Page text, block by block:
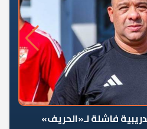
فاشلة لـ«الحريف»